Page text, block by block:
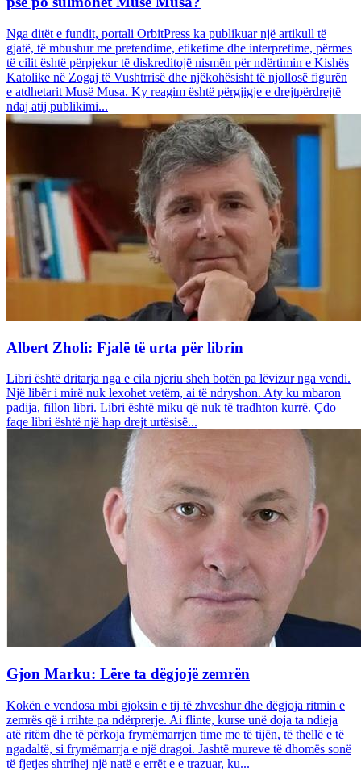
Nga ditët e fundit, portali OrbitPress ka publikuar një artikull të
gjatë, të mbushur me pretendime, etiketime dhe interpretime, përmes
të cilit është përpjekur të diskreditojë nismën për ndërtimin e Kishës
Katolike në Zogaj të Vushtrrisë dhe njëkohësisht të njollosë figurën
e atdhetarit Musë Musa. Ky reagim është përgjigje e drejtpërdrejtë
ndaj atij publikimi...
Albert Zholi: Fjalë të urta për librin
Libri është dritarja nga e cila njeriu sheh botën pa lëvizur nga vendi.
Një libër i mirë nuk lexohet vetëm, ai të ndryshon. Aty ku mbaron
padija, fillon libri. Libri është miku që nuk të tradhton kurrë. Çdo
faqe libri është një hap drejt urtësisë...
Gjon Marku: Lëre ta dëgjojë zemrën
Kokën e vendosa mbi gjoksin e tij të zhveshur dhe dëgjoja ritmin e
zemrës që i rrihte pa ndërprerje. Ai flinte, kurse unë doja ta ndieja
atë ritëm dhe të përkoja frymëmarrjen time me të tijën, të thellë e të
ngadaltë, si frymëmarrja e një dragoi. Jashtë mureve të dhomës sonë
të fjetjes shtrihej një natë e errët e e trazuar, ku...